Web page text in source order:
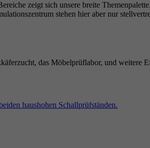
zeigt sich unsere breite
stehen hier aber nur
das Möbelprüflabor, und weitere